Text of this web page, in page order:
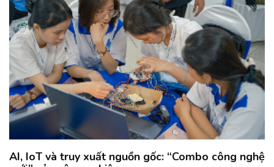
AI, IoT và truy xuất nguồn gốc: “Combo công nghệ